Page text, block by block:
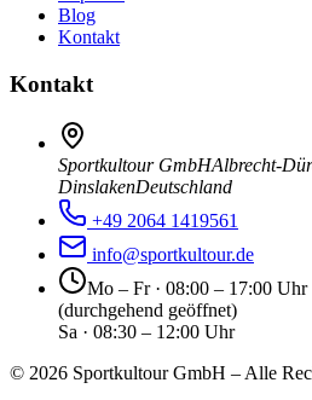
Blog
Kontakt
Kontakt
Sportkultour GmbHAlbrecht-
DinslakenDeutschland
+49 2064 1419561
info@sportkultour.de
Mo – Fr · 08:00 – 17:00 Uhr
(durchgehend geöffnet)
Sa · 08:30 – 12:00 Uhr
© 2026 Sportkultour GmbH – Alle